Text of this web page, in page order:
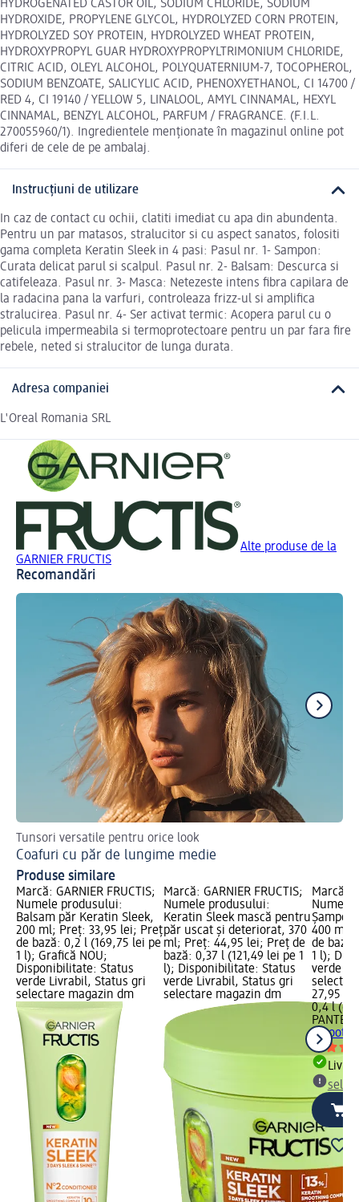
HYDROGENATED CASTOR OIL, SODIUM CHLORIDE, SODIUM
HYDROXIDE, PROPYLENE GLYCOL, HYDROLYZED CORN PROTEIN,
HYDROLYZED SOY PROTEIN, HYDROLYZED WHEAT PROTEIN,
HYDROXYPROPYL GUAR HYDROXYPROPYLTRIMONIUM CHLORIDE,
CITRIC ACID, OLEYL ALCOHOL, POLYQUATERNIUM-7, TOCOPHEROL,
SODIUM BENZOATE, SALICYLIC ACID, PHENOXYETHANOL, CI 14700 /
RED 4, CI 19140 / YELLOW 5, LINALOOL, AMYL CINNAMAL, HEXYL
CINNAMAL, BENZYL ALCOHOL, PARFUM / FRAGRANCE. (F.I.L.
270055960/1). Ingredientele menționate în magazinul online pot
diferi de cele de pe ambalaj.
Instrucțiuni de utilizare
In caz de contact cu ochii, clatiti imediat cu apa din abundenta.
Pentru un par matasos, stralucitor si cu aspect sanatos, folositi
gama completa Keratin Sleek in 4 pasi: Pasul nr. 1- Sampon:
Curata delicat parul si scalpul. Pasul nr. 2- Balsam: Descurca si
catifeleaza. Pasul nr. 3- Masca: Netezeste intens fibra capilara de
la radacina pana la varfuri, controleaza frizz-ul si amplifica
stralucirea. Pasul nr. 4- Ser activat termic: Acopera parul cu o
pelicula impermeabila si termoprotectoare pentru un par fara fire
rebele, neted si stralucitor de lunga durata.
Adresa companiei
L'Oreal Romania SRL
Alte produse de la
GARNIER FRUCTIS
Recomandări
Tunsori versatile pentru orice look
Coafuri cu păr de lungime medie
Produse similare
Marcă: GARNIER FRUCTIS;
Numele produsului:
Balsam păr Keratin Sleek,
200 ml; Preț: 33,95 lei; Preț
de bază: 0,2 l (169,75 lei pe
1 l); Grafică NOU;
Disponibilitate: Status
verde Livrabil, Status gri
selectare magazin dm
Marcă: GARNIER FRUCTIS;
Numele produsului:
Keratin Sleek mască pentru
păr uscat și deteriorat, 370
ml; Preț: 44,95 lei; Preț de
bază: 0,37 l (121,49 lei pe 1
l); Disponibilitate: Status
verde Livrabil, Status gri
selectare magazin dm
Marcă:
Numele
Șampon
400 ml;
de
1 l);
verde
27,95 lei
0,4 l